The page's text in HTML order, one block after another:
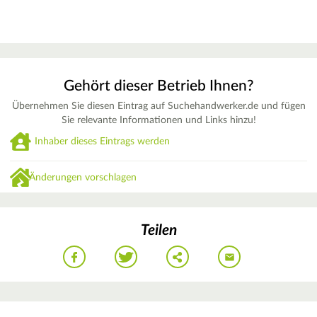
Gehört dieser Betrieb Ihnen?
Übernehmen Sie diesen Eintrag auf Suchehandwerker.de und fügen
Sie relevante Informationen und Links hinzu!
Inhaber dieses Eintrags werden
Änderungen vorschlagen
Teilen